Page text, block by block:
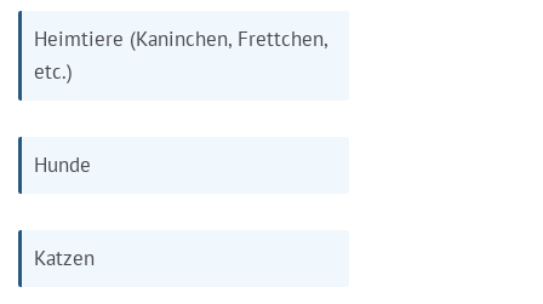
Heimtiere (Kaninchen, Frettchen,
etc.)
Hunde
Katzen